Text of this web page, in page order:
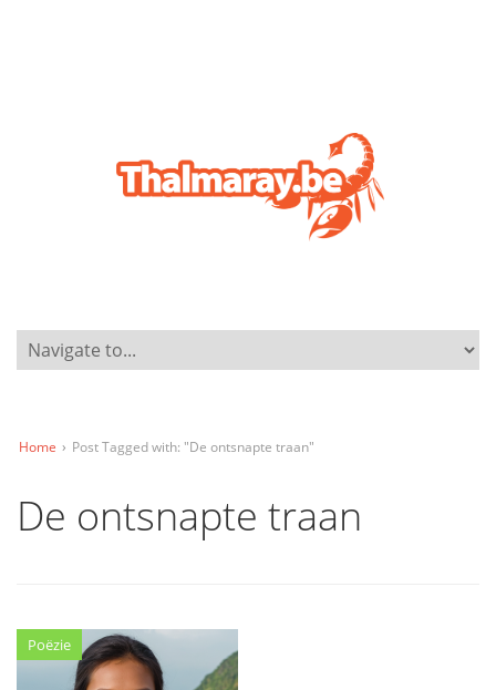
Home › Post Tagged with: "De ontsnapte traan"
De ontsnapte traan
Poëzie